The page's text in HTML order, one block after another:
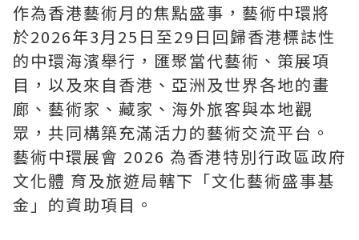
作為香港藝術月的焦點盛事，藝術中環將
於2026年3月25日至29日回歸香港標誌性
的中環海濱舉行，匯聚當代藝術、策展項
目，以及來自香港、亞洲及世界各地的畫
廊、藝術家、藏家、海外旅客與本地觀
眾，共同構築充滿活力的藝術交流平台。
藝術中環展會 2026 為香港特別行政區政府
文化體 育及旅遊局轄下「文化藝術盛事基
金」的資助項目。